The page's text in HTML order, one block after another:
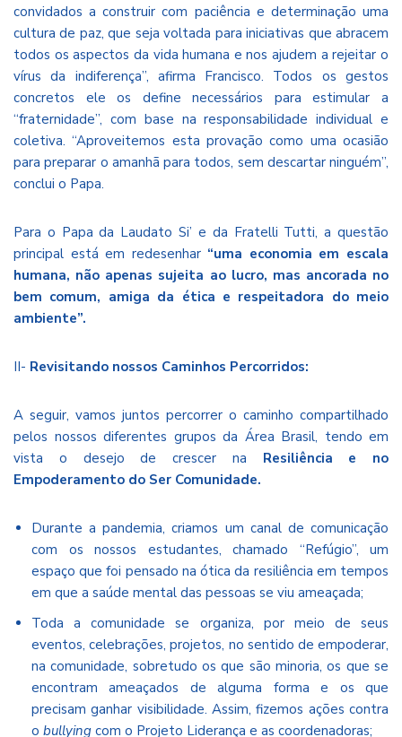
convidados a construir com paciência e determinação uma
cultura de paz, que seja voltada para iniciativas que abracem
todos os aspectos da vida humana e nos ajudem a rejeitar o
vírus da indiferença”, afirma Francisco. Todos os gestos
concretos ele os define necessários para estimular a
“fraternidade”, com base na responsabilidade individual e
coletiva. “Aproveitemos esta provação como uma ocasião
para preparar o amanhã para todos, sem descartar ninguém”,
conclui o Papa.
Para o Papa da Laudato Si’ e da Fratelli Tutti, a questão
principal está em redesenhar “uma economia em escala
humana, não apenas sujeita ao lucro, mas ancorada no
bem comum, amiga da ética e respeitadora do meio
ambiente”.
II- Revisitando nossos Caminhos Percorridos:
A seguir, vamos juntos percorrer o caminho compartilhado
pelos nossos diferentes grupos da Área Brasil, tendo em
vista o desejo de crescer na Resiliência e no
Empoderamento do Ser Comunidade.
Durante a pandemia, criamos um canal de comunicação
com os nossos estudantes, chamado “Refúgio”, um
espaço que foi pensado na ótica da resiliência em tempos
em que a saúde mental das pessoas se viu ameaçada;
Toda a comunidade se organiza, por meio de seus
eventos, celebrações, projetos, no sentido de empoderar,
na comunidade, sobretudo os que são minoria, os que se
encontram ameaçados de alguma forma e os que
precisam ganhar visibilidade. Assim, fizemos ações contra
o bullying com o Projeto Liderança e as coordenadoras;